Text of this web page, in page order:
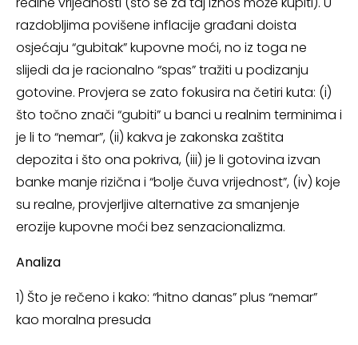
razdobljima povišene inflacije građani doista
osjećaju “gubitak” kupovne moći, no iz toga ne
slijedi da je racionalno “spas” tražiti u podizanju
gotovine. Provjera se zato fokusira na četiri kuta: (i)
što točno znači “gubiti” u banci u realnim terminima i
je li to “nemar”, (ii) kakva je zakonska zaštita
depozita i što ona pokriva, (iii) je li gotovina izvan
banke manje rizična i “bolje čuva vrijednost”, (iv) koje
su realne, provjerljive alternative za smanjenje
erozije kupovne moći bez senzacionalizma.
Analiza
1) Što je rečeno i kako: “hitno danas” plus “nemar”
kao moralna presuda